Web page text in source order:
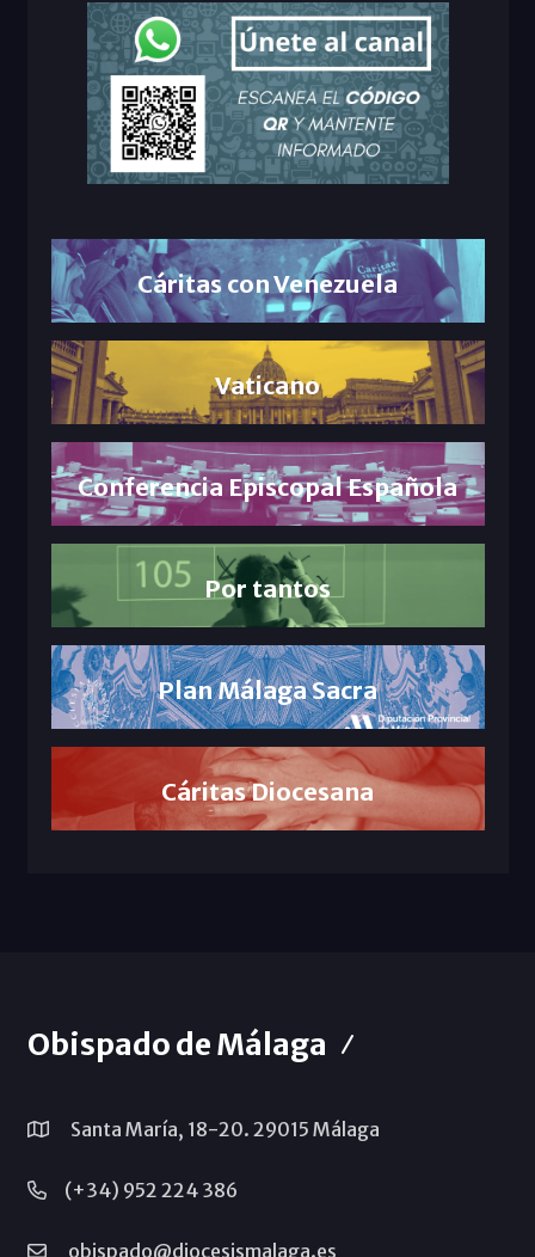
Cáritas con Venezuela
Vaticano
Conferencia Episcopal Española
Por tantos
Plan Málaga Sacra
Cáritas Diocesana
Obispado de Málaga
Santa María, 18-20. 29015 Málaga
(+34) 952 224 386
obispado@diocesismalaga.es